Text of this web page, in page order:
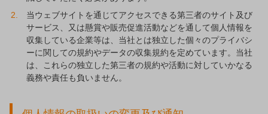
当ウェブサイトを通じてアクセスできる第三者のサイト及び
サービス、又は懸賞や販売促進活動などを通して個人情報を
収集している企業等は、当社とは独立した個々のプライバシ
ーに関しての規約やデータの収集規約を定めています。当社
は、これらの独立した第三者の規約や活動に対していかなる
義務や責任も負いません。